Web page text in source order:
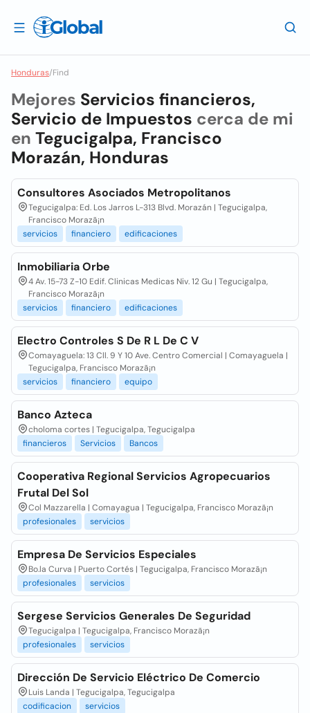
Honduras/Find
Mejores Servicios financieros,
Servicio de Impuestos cerca de mi
en Tegucigalpa, Francisco
Morazán, Honduras
Consultores Asociados Metropolitanos
Tegucigalpa: Ed. Los Jarros L-313 Blvd. Morazán | Tegucigalpa,
Francisco Morazã¡n
servicios
financiero edificaciones
Inmobiliaria Orbe
4 Av. 15-73 Z-10 Edif. Clinicas Medicas Niv. 12 Gu | Tegucigalpa,
Francisco Morazã¡n
servicios
financiero edificaciones
Electro Controles S De R L De C V
Comayaguela: 13 Cll. 9 Y 10 Ave. Centro Comercial | Comayaguela |
Tegucigalpa, Francisco Morazã¡n
servicios
financiero equipo
Banco Azteca
choloma cortes | Tegucigalpa, Tegucigalpa
financieros
Servicios Bancos
Cooperativa Regional Servicios Agropecuarios
Frutal Del Sol
Col Mazzarella | Comayagua | Tegucigalpa, Francisco Morazã¡n
profesionales
servicios
Empresa De Servicios Especiales
Bo.la Curva | Puerto Cortés | Tegucigalpa, Francisco Morazã¡n
profesionales
servicios
Sergese Servicios Generales De Seguridad
Tegucigalpa | Tegucigalpa, Francisco Morazã¡n
profesionales
servicios
Dirección De Servicio Eléctrico De Comercio
Luis Landa | Tegucigalpa, Tegucigalpa
codificacion
servicios